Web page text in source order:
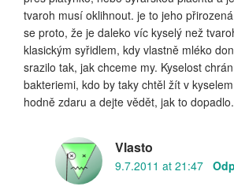
tvaroh musí oklihnout. je to jeho
se proto, že je daleko víc kyselý než
klasickým syřidlem, kdy vlastně mléko
srazilo tak, jak chceme my. Kyselost
bakteriemi, kdo by taky chtěl žít v
hodně zdaru a dejte vědět, jak to dopadlo.
Vlasto
9.7.2011 at 21:47